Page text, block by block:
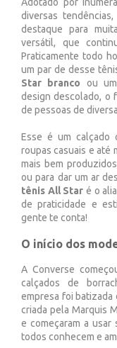
diversas
destaque para
versátil, que
Praticamente todo
um par de desse
Star branco ou
design descolado, o
de pessoas de
Esse é um calçado
roupas casuais e até
mais bem
ou para dar um ar
tênis All Star é o
de praticidade e
gente te conta!
O início dos
A Converse
calçados de
empresa foi batizada
criada pela Marquis
e começaram a
todos conhecem e